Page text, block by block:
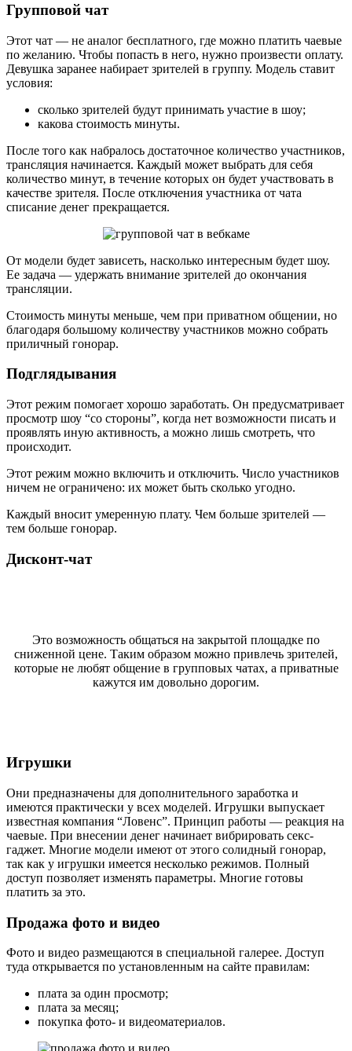
Групповой чат
Этот чат — не аналог бесплатного, где можно платить чаевые
по желанию. Чтобы попасть в него, нужно произвести оплату.
Девушка заранее набирает зрителей в группу. Модель ставит
условия:
сколько зрителей будут принимать участие в шоу;
какова стоимость минуты.
После того как набралось достаточное количество участников,
трансляция начинается. Каждый может выбрать для себя
количество минут, в течение которых он будет участвовать в
качестве зрителя. После отключения участника от чата
списание денег прекращается.
От модели будет зависеть, насколько интересным будет шоу.
Ее задача — удержать внимание зрителей до окончания
трансляции.
Стоимость минуты меньше, чем при приватном общении, но
благодаря большому количеству участников можно собрать
приличный гонорар.
Подглядывания
Этот режим помогает хорошо заработать. Он предусматривает
просмотр шоу “со стороны”, когда нет возможности писать и
проявлять иную активность, а можно лишь смотреть, что
происходит.
Этот режим можно включить и отключить. Число участников
ничем не ограничено: их может быть сколько угодно.
Каждый вносит умеренную плату. Чем больше зрителей —
тем больше гонорар.
Дисконт-чат
Это возможность общаться на закрытой площадке по
сниженной цене. Таким образом можно привлечь зрителей,
которые не любят общение в групповых чатах, а приватные
кажутся им довольно дорогим.
Игрушки
Они предназначены для дополнительного заработка и
имеются практически у всех моделей. Игрушки выпускает
известная компания “Ловенс”. Принцип работы — реакция на
чаевые. При внесении денег начинает вибрировать секс-
гаджет. Многие модели имеют от этого солидный гонорар,
так как у игрушки имеется несколько режимов. Полный
доступ позволяет изменять параметры. Многие готовы
платить за это.
Продажа фото и видео
Фото и видео размещаются в специальной галерее. Доступ
туда открывается по установленным на сайте правилам:
плата за один просмотр;
плата за месяц;
покупка фото- и видеоматериалов.